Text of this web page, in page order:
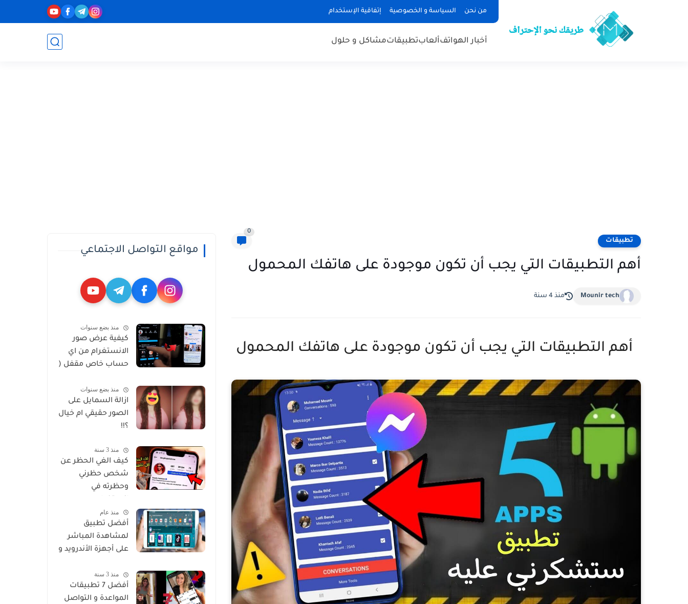
من نحن السياسة و الخصوصية إتفاقية الإستخدام
أخبار الهواتفألعابتطبيقاتمشاكل و حلول
تطبيقات
0
أهم التطبيقات التي يجب أن تكون موجودة على هاتفك المحمول
Mounir tech منذ 4 سنة
أهم التطبيقات التي يجب أن تكون موجودة على هاتفك المحمول
مواقع التواصل الاجتماعي
منذ بضع سنوات
كيفية عرض صور
الانستغرام من اي
حساب خاص مقفل (
منذ بضع سنوات
ازالة السمايل على
الصور حقيقي ام خيال
؟!!
منذ 3 سنة
كيف الغي الحظر عن
شخص حظرني
وحظرته في
منذ عام
أفضل تطبيق
لمشاهدة المباشر
على أجهزة الأندرويد و
منذ 3 سنة
أفضل 7 تطبيقات
المواعدة و التواصل